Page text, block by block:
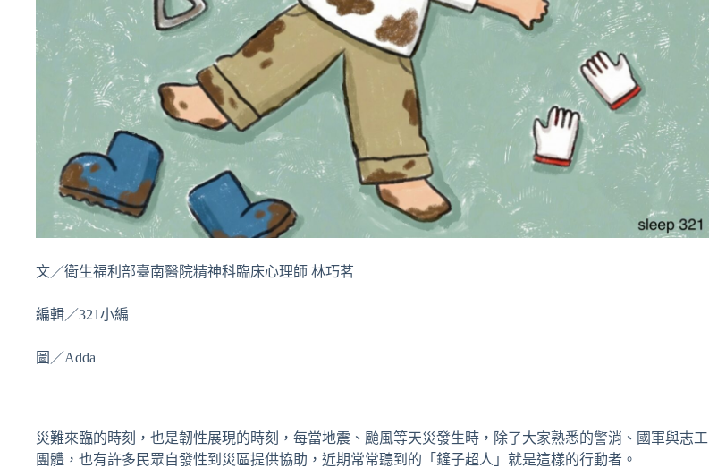
文／衛生福利部臺南醫院精神科臨床心理師 林巧茗
編輯／321小編
圖／Adda
災難來臨的時刻，也是韌性展現的時刻，每當地震、颱風等天災發生時，除了大家熟悉的警消、國軍與志工
團體，也有許多民眾自發性到災區提供協助，近期常常聽到的「鏟子超人」就是這樣的行動者。